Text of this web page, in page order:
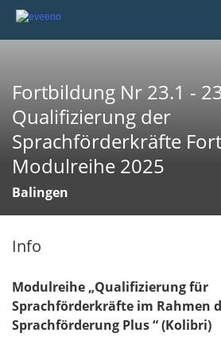
Fortbildung Nr 23.1 -
Qualifizierung der
Sprachförderkräfte
Modulreihe 2025
Balingen
Info
Modulreihe „Qualifizierung für
Sprachförderkräfte im Rahmen
Sprachförderung Plus “ (Kolibri)